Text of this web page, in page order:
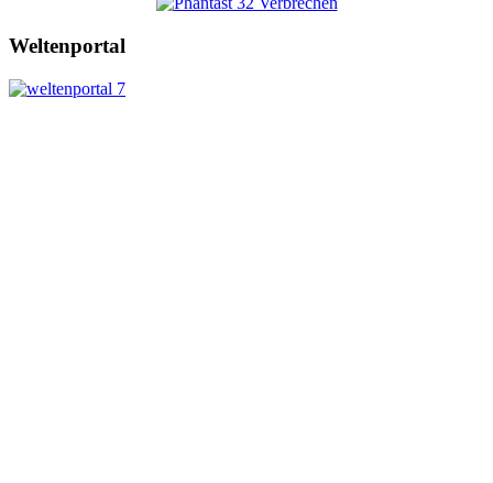
Weltenportal